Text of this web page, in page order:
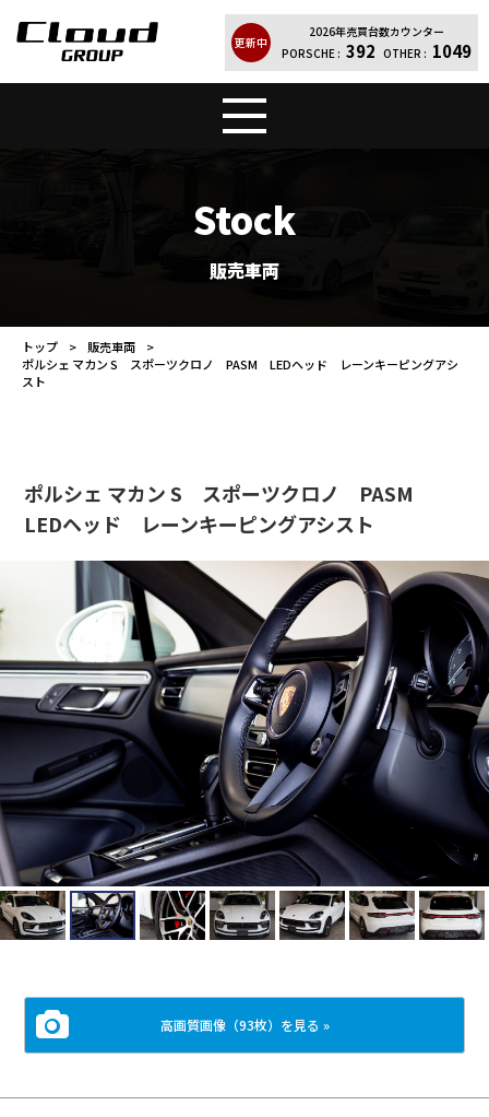
更新中
2026年売買台数カウンター
PORSCHE : 392 OTHER : 1049
店舗案内 会社紹介
Stock
販売車両
トップ
販売車両
ポルシェ マカン S スポーツクロノ PASM LEDヘッド レーンキーピングアシ
スト
ポルシェ マカン S スポーツクロノ PASM
LEDヘッド レーンキーピングアシスト
高画質画像（93枚）を見る »